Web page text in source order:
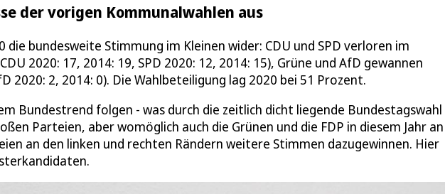
der vorigen Kommunalwahlen aus
bundesweite Stimmung im Kleinen wider: CDU und SPD verloren im
2020: 17, 2014: 19, SPD 2020: 12, 2014: 15), Grüne und AfD gewannen
2020: 2, 2014: 0). Die Wahlbeteiligung lag 2020 bei 51 Prozent.
Bundestrend folgen - was durch die zeitlich dicht liegende Bundestagswahl
Parteien, aber womöglich auch die Grünen und die FDP in diesem Jahr an
an den linken und rechten Rändern weitere Stimmen dazugewinnen. Hier